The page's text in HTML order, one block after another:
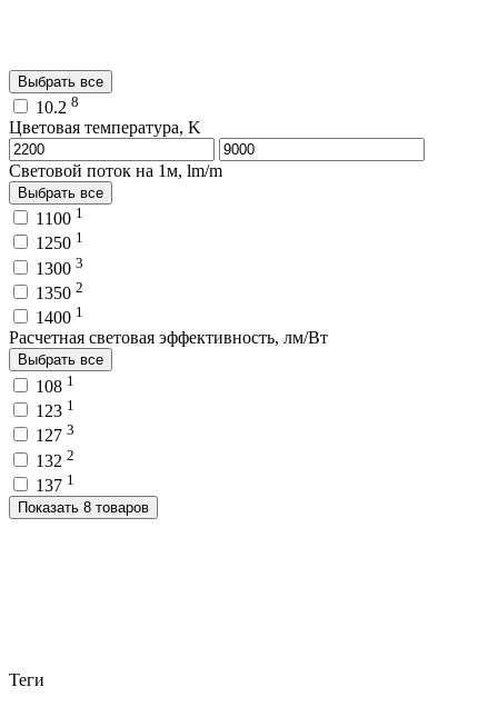
Выбрать все
10.2 8
Цветовая температура, K
Световой поток на 1м, lm/m
Выбрать все
1100 1
1250 1
1300 3
1350 2
1400 1
Расчетная световая эффективность, лм/Вт
Выбрать все
108 1
123 1
127 3
132 2
137 1
Показать 8 товаров
Теги